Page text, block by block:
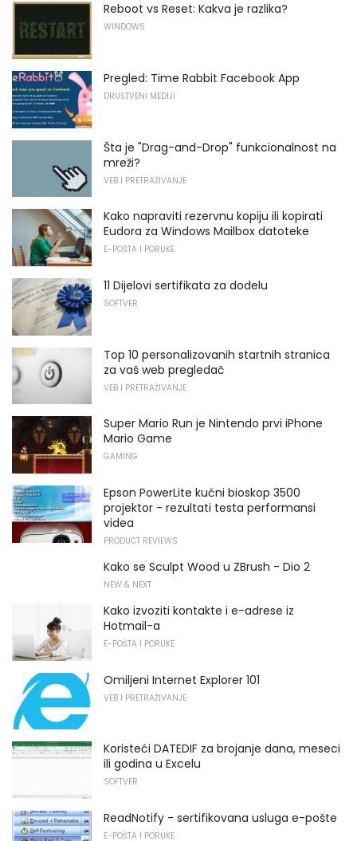
Reboot vs Reset: Kakva je razlika?
WINDOWS
Pregled: Time Rabbit Facebook App
DRUŠTVENI MEDIJI
Šta je "Drag-and-Drop" funkcionalnost na
mreži?
VEB I PRETRAŽIVANJE
Kako napraviti rezervnu kopiju ili kopirati
Eudora za Windows Mailbox datoteke
E-POŠTA I PORUKE
11 Dijelovi sertifikata za dodelu
SOFTVER
Top 10 personalizovanih startnih stranica
za vaš web pregledač
VEB I PRETRAŽIVANJE
Super Mario Run je Nintendo prvi iPhone
Mario Game
GAMING
Epson PowerLite kućni bioskop 3500
projektor - rezultati testa performansi
videa
PRODUCT REVIEWS
Kako se Sculpt Wood u ZBrush - Dio 2
NEW & NEXT
Kako izvoziti kontakte i e-adrese iz
Hotmail-a
E-POŠTA I PORUKE
Omiljeni Internet Explorer 101
VEB I PRETRAŽIVANJE
Koristeći DATEDIF za brojanje dana, meseci
ili godina u Excelu
SOFTVER
ReadNotify - sertifikovana usluga e-pošte
E-POŠTA I PORUKE